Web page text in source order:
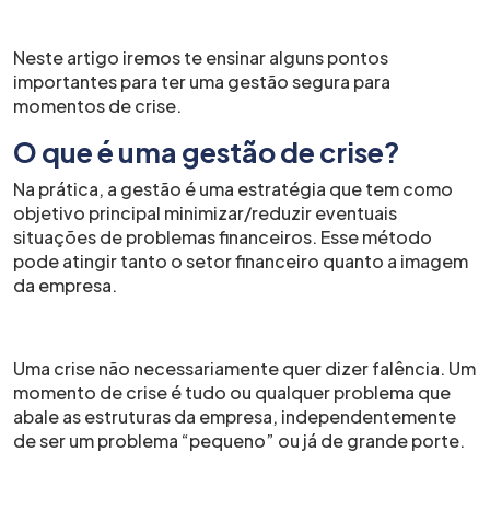
Neste artigo iremos te ensinar alguns pontos
importantes para ter uma gestão segura para
momentos de crise.
O que é uma gestão de crise?
Na prática, a gestão é uma estratégia que tem como
objetivo principal minimizar/reduzir eventuais
situações de problemas financeiros. Esse método
pode atingir tanto o setor financeiro quanto a imagem
da empresa.
Uma crise não necessariamente quer dizer falência. Um
momento de crise é tudo ou qualquer problema que
abale as estruturas da empresa, independentemente
de ser um problema “pequeno” ou já de grande porte.